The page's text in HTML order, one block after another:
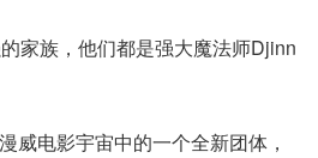
家族，他们都是强大魔法师Djinn
威电影宇宙中的一个全新团体，